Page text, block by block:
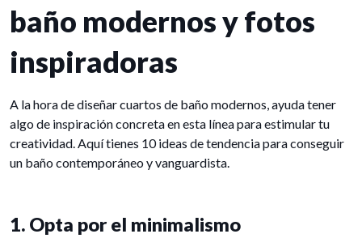
baño modernos y fotos
inspiradoras
A la hora de diseñar cuartos de baño modernos, ayuda tener
algo de inspiración concreta en esta línea para estimular tu
creatividad. Aquí tienes 10 ideas de tendencia para conseguir
un baño contemporáneo y vanguardista.
1. Opta por el minimalismo